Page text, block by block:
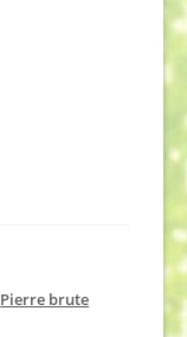
Pierre brute